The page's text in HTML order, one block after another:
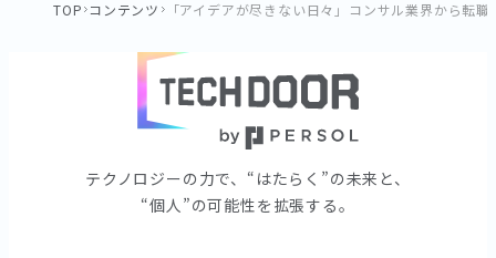
TOP コンテンツ 「アイデアが尽きない日々」コンサル業界から転
テクノロジーの⼒で、“はたらく”の未来と、
“個⼈”の可能性を拡張する。